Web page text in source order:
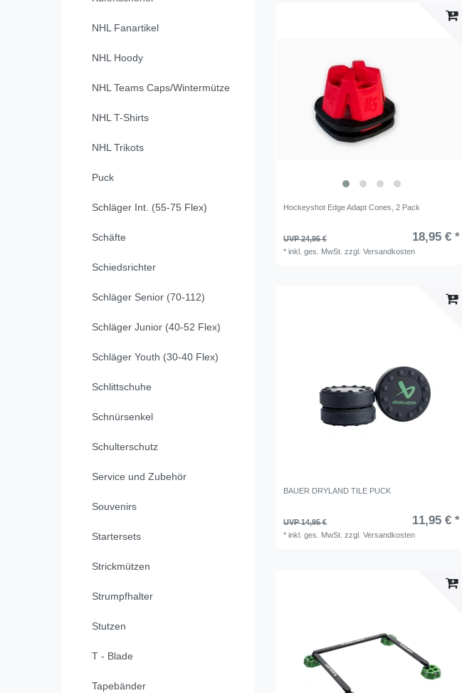
NHL Fanartikel
NHL Hoody
NHL Teams Caps/Wintermütze
NHL T-Shirts
NHL Trikots
Puck
Schläger Int. (55-75 Flex)
Schäfte
Schiedsrichter
Schläger Senior (70-112)
Schläger Junior (40-52 Flex)
Schläger Youth (30-40 Flex)
Schlittschuhe
Schnürsenkel
Schulterschutz
Service und Zubehör
Souvenirs
Startersets
Strickmützen
Strumpfhalter
Stutzen
T - Blade
Tapebänder
Hockeyshot Edge Adapt Cones, 2 Pack
UVP 24,95 € 18,95 € *
*inkl. ges. MwSt. zzgl.Versandkosten
BAUER DRYLAND TILE PUCK
UVP 14,95 € 11,95 € *
*inkl. ges. MwSt. zzgl.Versandkosten